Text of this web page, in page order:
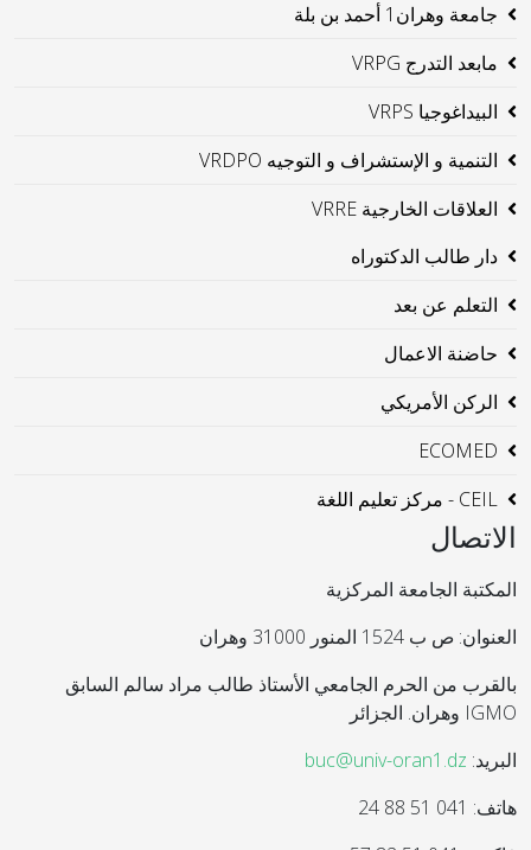
جامعة وهران1 أحمد بن بلة
مابعد التدرج VRPG
البيداغوجيا VRPS
التنمية و الإستشراف و التوجيه VRDPO
العلاقات الخارجية VRRE
دار طالب الدكتوراه
التعلم عن بعد
حاضنة الاعمال
الركن الأمريكي
ECOMED
CEIL - مركز تعليم اللغة
الاتصال
المكتبة الجامعة المركزية
العنوان: ص ب 1524 المنور 31000 وهران
بالقرب من الحرم الجامعي الأستاذ طالب مراد سالم السابق
IGMO وهران. الجزائر
البريد: buc@univ-oran1.dz
هاتف: 041 51 88 24